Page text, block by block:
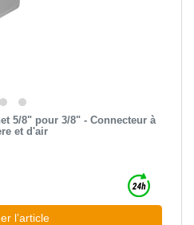
5/8" pour 3/8" - Connecteur à
et d'air
l’article